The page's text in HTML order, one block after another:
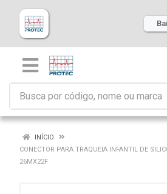
INÍCIO
CONECTOR PARA TRAQUEIA INFANTIL DE
26MX22F